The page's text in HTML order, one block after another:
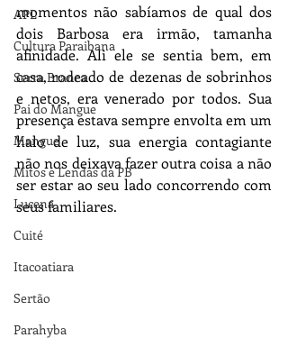
APL
Cultura Paraibana
Serra Branca
Pai do Mangue
Mangue
Mitos e Lendas da PB
Lucena
Cuité
Itacoatiara
Sertão
Parahyba
momentos não sabíamos de qual dos
dois Barbosa era irmão, tamanha
afinidade. Ali ele se sentia bem, em
casa, rodeado de dezenas de sobrinhos
e netos, era venerado por todos. Sua
presença estava sempre envolta em um
halo de luz, sua energia contagiante
não nos deixava fazer outra coisa a não
ser estar ao seu lado concorrendo com
seus familiares.